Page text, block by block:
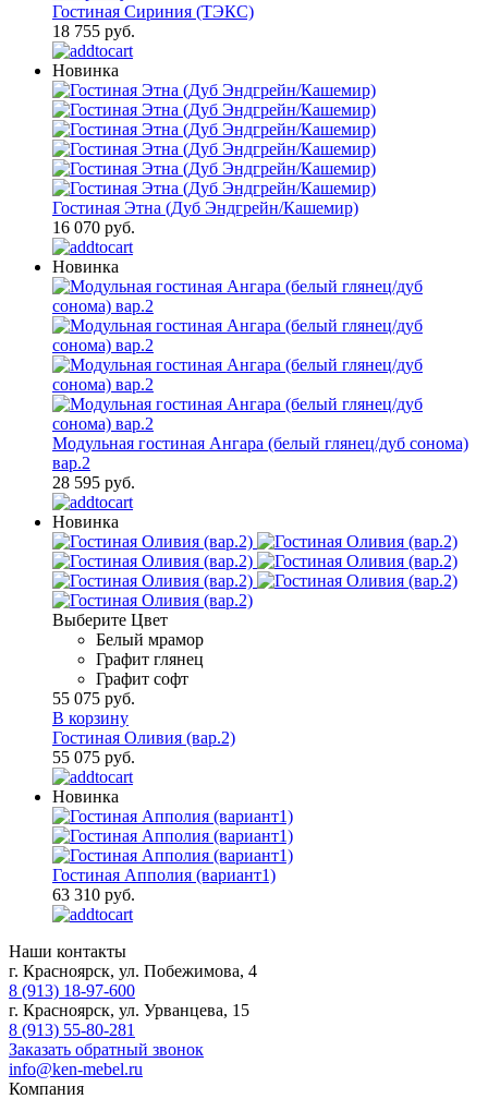
Гостиная Сириния (ТЭКС)
18 755 руб.
Новинка
Гостиная Этна (Дуб Эндгрейн/Кашемир)
16 070 руб.
Новинка
Модульная гостиная Ангара (белый глянец/дуб сонома)
вар.2
28 595 руб.
Новинка
Выберите Цвет
Белый мрамор
Графит глянец
Графит софт
55 075 руб.
В корзину
Гостиная Оливия (вар.2)
55 075 руб.
Новинка
Гостиная Апполия (вариант1)
63 310 руб.
Наши контакты
г. Красноярск, ул. Побежимова, 4
8 (913) 18-97-600
г. Красноярск, ул. Урванцева, 15
8 (913) 55-80-281
Заказать обратный звонок
info@ken-mebel.ru
Компания